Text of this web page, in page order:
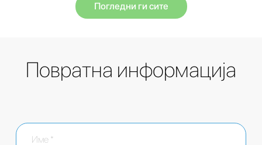
Погледни ги сите
Повратна информација